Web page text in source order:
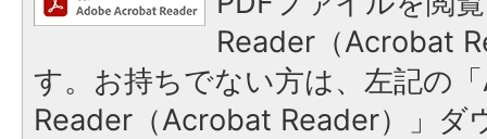
Reader（Acrobat
す。お持ちでない方は、左記の
Reader（Acrobat Reader）」ダ